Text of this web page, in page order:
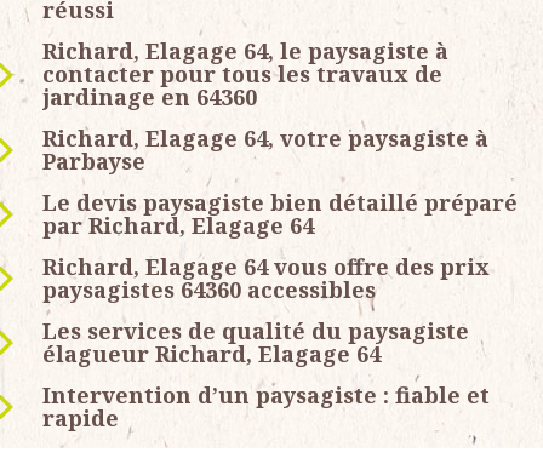
réussi
Richard, Elagage 64, le paysagiste à
contacter pour tous les travaux de
jardinage en 64360
Richard, Elagage 64, votre paysagiste à
Parbayse
Le devis paysagiste bien détaillé préparé
par Richard, Elagage 64
Richard, Elagage 64 vous offre des prix
paysagistes 64360 accessibles
Les services de qualité du paysagiste
élagueur Richard, Elagage 64
Intervention d’un paysagiste : fiable et
rapide